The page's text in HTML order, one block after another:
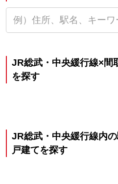
JR総武・中央緩行線×間
を探す
JR総武・中央緩行線内
戸建てを探す